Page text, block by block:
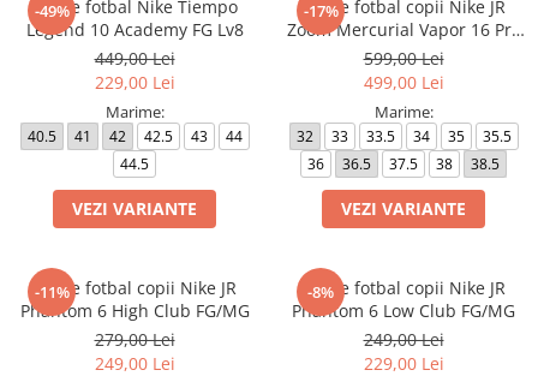
-49%
Ghete fotbal Nike Tiempo
Legend 10 Academy FG Lv8
449,00 Lei
229,00 Lei
Marime:
40.5 41 42 42.5 43
44
44.5
VEZI VARIANTE
-17%
Ghete fotbal copii Nike JR
Zoom Mercurial Vapor 16 Pro
FG
599,00 Lei
499,00 Lei
Marime:
32 33 33.5 34 35
35.5
36
36.5 37.5 38 38.5
VEZI VARIANTE
-11%
Ghete fotbal copii Nike JR
Phantom 6 High Club FG/MG
279,00 Lei
249,00 Lei
-8%
Ghete fotbal copii Nike JR
Phantom 6 Low Club FG/MG
249,00 Lei
229,00 Lei